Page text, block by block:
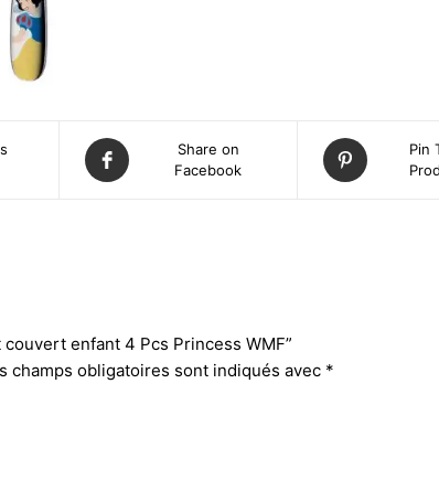
Share on
Facebook
Pin
enfant 4 Pcs Princess WMF”
champs obligatoires sont indiqués avec *